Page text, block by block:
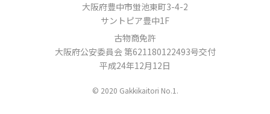
大阪府豊中市蛍池東町3-4-2
サントピア豊中1F
古物商免許
大阪府公安委員会 第621180122493号交付
平成24年12月12日
© 2020 Gakkikaitori No.1.